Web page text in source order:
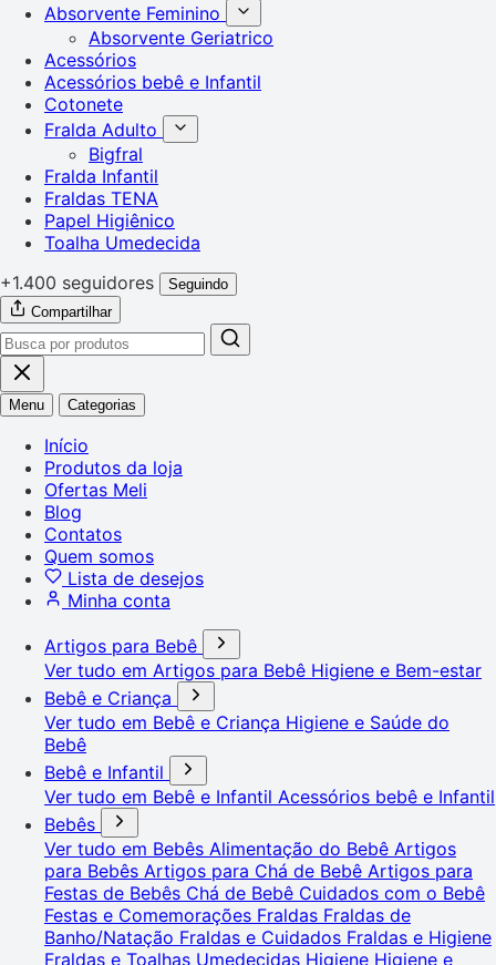
Absorvente Feminino
Absorvente Geriatrico
Acessórios
Acessórios bebê e Infantil
Cotonete
Fralda Adulto
Bigfral
Fralda Infantil
Fraldas TENA
Papel Higiênico
Toalha Umedecida
+1.400 seguidores
Seguindo
Compartilhar
Menu Categorias
Início
Produtos da loja
Ofertas Meli
Blog
Contatos
Quem somos
Lista de desejos
Minha conta
Artigos para Bebê
Ver tudo em Artigos para Bebê Higiene e Bem-estar
Bebê e Criança
Ver tudo em Bebê e Criança Higiene e Saúde do
Bebê
Bebê e Infantil
Ver tudo em Bebê e Infantil Acessórios bebê e Infantil
Bebês
Ver tudo em Bebês Alimentação do Bebê Artigos
para Bebês Artigos para Chá de Bebê Artigos para
Festas de Bebês Chá de Bebê Cuidados com o Bebê
Festas e Comemorações Fraldas Fraldas de
Banho/Natação Fraldas e Cuidados Fraldas e Higiene
Fraldas e Toalhas Umedecidas Higiene Higiene e